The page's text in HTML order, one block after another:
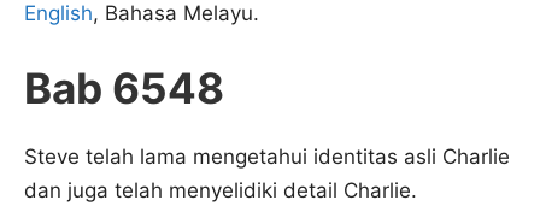
English, Bahasa Melayu.
Bab 6548
Steve telah lama mengetahui identitas asli Charlie
dan juga telah menyelidiki detail Charlie.